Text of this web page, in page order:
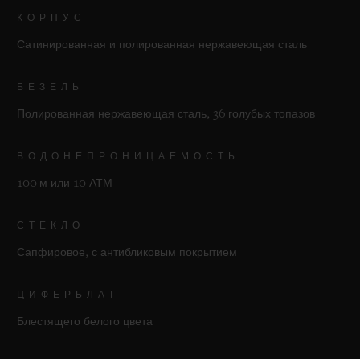
КОРПУС
Сатинированная и полированная нержавеющая сталь
БЕЗЕЛЬ
Полированная нержавеющая сталь, 36 голубых топазов
ВОДОНЕПРОНИЦАЕМОСТЬ
100 м или 10 АТМ
СТЕКЛО
Сапфировое, с антибликовым покрытием
ЦИФЕРБЛАТ
Блестящего белого цвета